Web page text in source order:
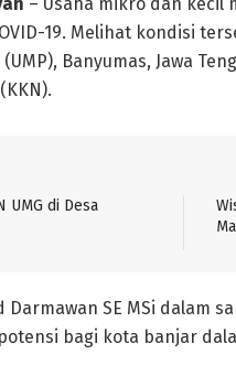
19. Melihat kondisi
Banyumas, Jawa
UMG di Desa
Darmawan SE MSi dalam
bagi kota banjar